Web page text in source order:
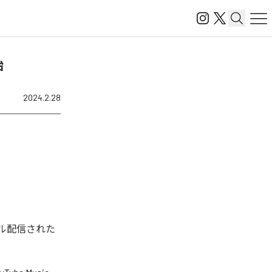
2024.2.28
配信された